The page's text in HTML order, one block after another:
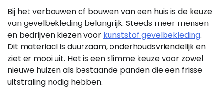
Bij het verbouwen of bouwen van een huis is de keuze
van gevelbekleding belangrijk. Steeds meer mensen
en bedrijven kiezen voor kunststof gevelbekleding.
Dit materiaal is duurzaam, onderhoudsvriendelijk en
ziet er mooi uit. Het is een slimme keuze voor zowel
nieuwe huizen als bestaande panden die een frisse
uitstraling nodig hebben.